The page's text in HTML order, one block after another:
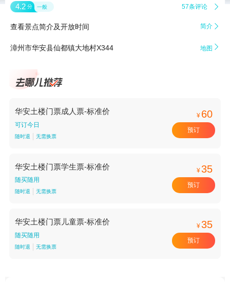
4.2 分 一般 57条评论 
查看景点简介及开放时间 简介 
漳州市华安县仙都镇大地村X344 地图 
华安土楼门票成人票-标准价
可订今日
随时退 无需换票
¥ 60
预订
华安土楼门票学生票-标准价
随买随用
随时退 无需换票
¥35
预订
华安土楼门票儿童票-标准价
随买随用
随时退 无需换票
¥35
预订